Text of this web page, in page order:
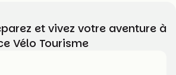
et vivez votre aventure à
Vélo Tourisme